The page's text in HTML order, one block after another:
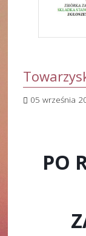
05 września
PO